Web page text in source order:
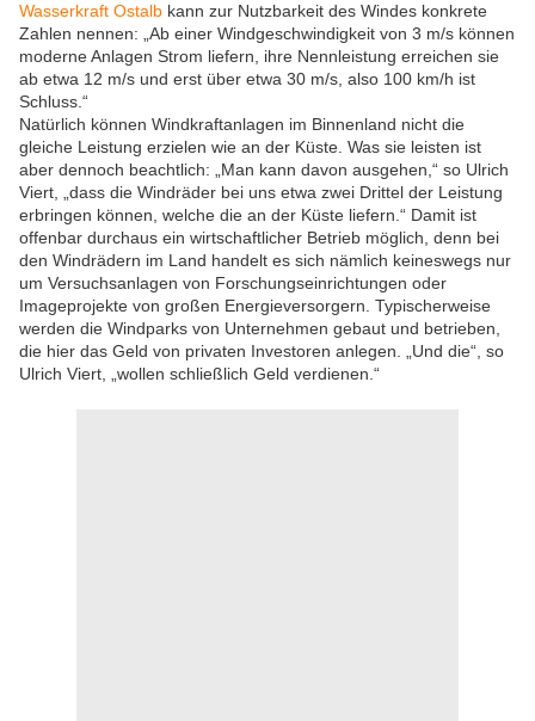
Wasserkraft Ostalb kann zur Nutzbarkeit des Windes konkrete
Zahlen nennen: „Ab einer Windgeschwindigkeit von 3 m/s können
moderne Anlagen Strom liefern, ihre Nennleistung erreichen sie
ab etwa 12 m/s und erst über etwa 30 m/s, also 100 km/h ist
Schluss.“
Natürlich können Windkraftanlagen im Binnenland nicht die
gleiche Leistung erzielen wie an der Küste. Was sie leisten ist
aber dennoch beachtlich: „Man kann davon ausgehen,“ so Ulrich
Viert, „dass die Windräder bei uns etwa zwei Drittel der Leistung
erbringen können, welche die an der Küste liefern.“ Damit ist
offenbar durchaus ein wirtschaftlicher Betrieb möglich, denn bei
den Windrädern im Land handelt es sich nämlich keineswegs nur
um Versuchsanlagen von Forschungseinrichtungen oder
Imageprojekte von großen Energieversorgern. Typischerweise
werden die Windparks von Unternehmen gebaut und betrieben,
die hier das Geld von privaten Investoren anlegen. „Und die“, so
Ulrich Viert, „wollen schließlich Geld verdienen.“